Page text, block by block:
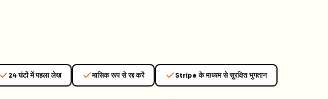
optimized content automatically. Published directly to your site.
The future of search visibility.
24 घंटों में पहला लेख मासिक रूप से रद्द करें Stripe के माध्यम से सुरक्षित भुगतान